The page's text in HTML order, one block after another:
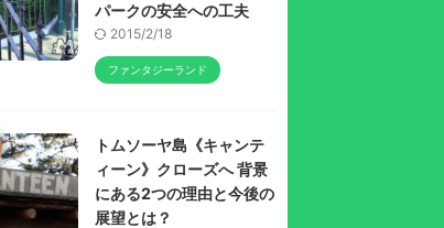
パークの安全への工夫
2015/2/18
ファンタジーランド
トムソーヤ島《キャンテ
ィーン》クローズへ 背景
にある2つの理由と今後の
展望とは？